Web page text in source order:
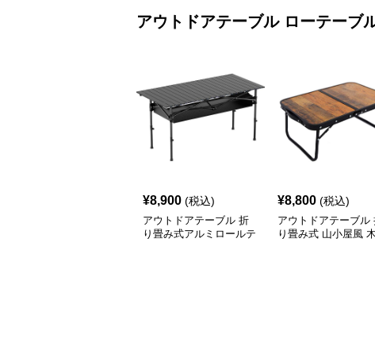
アウトドアテーブル ローテーブ
¥8,900 (税込)
アウトドアテーブル 折
り畳み式アルミロールテ
¥8,800 (税込)
アウトドアテーブル
り畳み式 山小屋風